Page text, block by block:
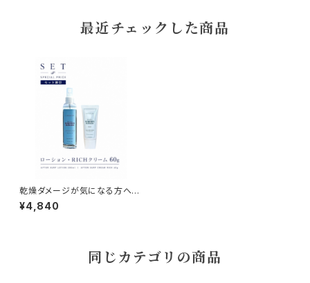
最近チェックした商品
乾燥ダメージが気になる方へ｜
まずは試せる高保湿お試しセッ
ト（RICH 60g）｜NAMIHADA
¥4,840
同じカテゴリの商品